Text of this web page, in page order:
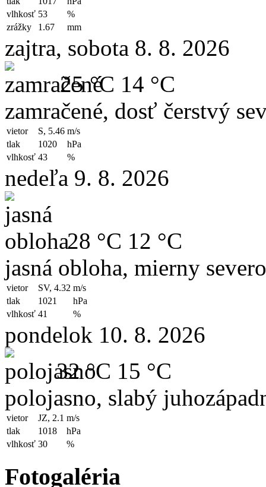
vlhkosť 53
%
zrážky
1.67 mm
zajtra, sobota 8. 8. 2026
25 °C 14 °C
zamračené, dosť čerstvý
vietor S, 5.46 m/s
tlak
1020
hPa
vlhkosť 43 %
nedeľa 9. 8. 2026
28 °C 12 °C
jasná obloha, mierny
vietor SV, 4.32 m/s
tlak
1021
hPa
vlhkosť 41 %
pondelok 10. 8. 2026
32 °C 15 °C
polojasno, slabý
vietor JZ, 2.1 m/s
tlak
1018
hPa
vlhkosť 30 %
Fotogaléria